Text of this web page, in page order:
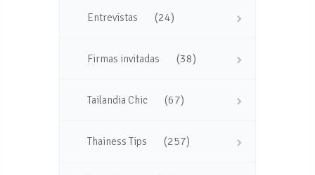
Entrevistas (24)
Firmas invitadas (38)
Tailandia Chic (67)
Thainess Tips (257)